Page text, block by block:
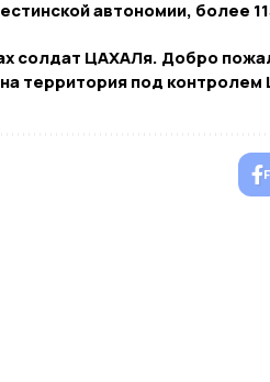
автономии, более
солдат ЦАХАЛя. Добро
территория под